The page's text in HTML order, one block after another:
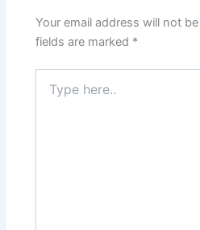
Your email address will not
fields are marked *
here..